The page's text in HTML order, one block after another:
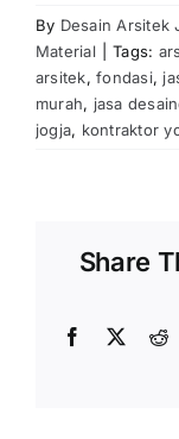
By Desain Arsitek
Material
Tags:
arsitek,fondasi,
murah, jasa
jogja, kontraktor
Share
Facebook
X